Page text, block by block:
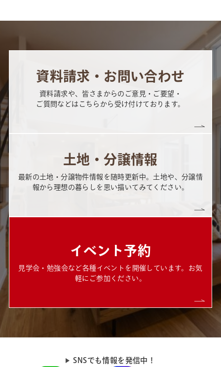
資料請求・お問い合わせ
資料請求や、皆さまからのご意見・ご要望・
ご質問などはこちらから受け付けております。
土地・分譲情報
最新の土地・分譲物件情報を随時更新中。土地や、分譲情
報から理想の暮らしを思い描いてみてください。
イベント予約
見学会・勉強会など各種イベントを開催しています。お気
軽にご参加ください。
SNSでも情報を発信中！